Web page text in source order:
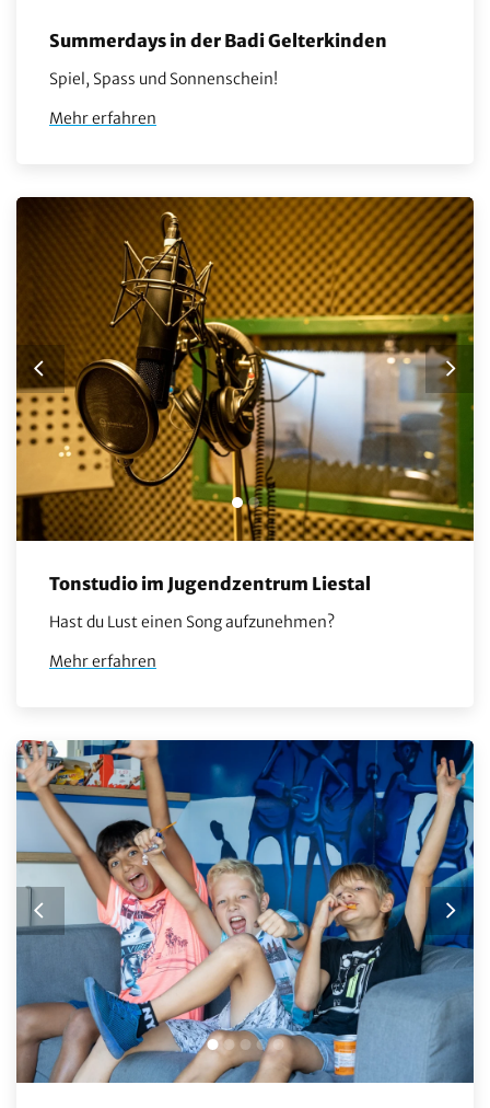
Summerdays in der Badi Gelterkinden
Spiel, Spass und Sonnenschein!
Mehr erfahren
Tonstudio im Jugendzentrum Liestal
Hast du Lust einen Song aufzunehmen?
Mehr erfahren